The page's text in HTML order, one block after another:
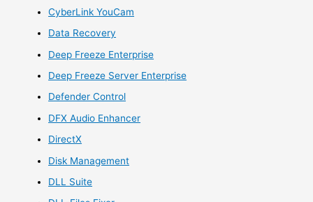
CyberLink YouCam
Data Recovery
Deep Freeze Enterprise
Deep Freeze Server Enterprise
Defender Control
DFX Audio Enhancer
DirectX
Disk Management
DLL Suite